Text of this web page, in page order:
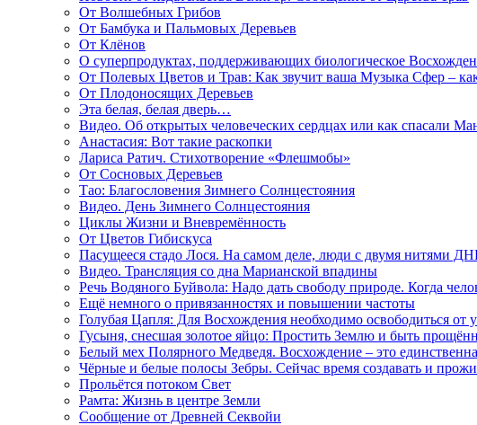
От Волшебных Грибов
От Бамбука и Пальмовых Деревьев
От Клёнов
О суперпродуктах, поддерживающих биологическое
От Полевых Цветов и Трав: Как звучит ваша Музыка Сфер –
От Плодоносящих Деревьев
Эта белая, белая дверь…
Видео. Об открытых человеческих сердцах или как спасали
Анастасия: Вот такие раскопки
Лариса Ратич. Стихотворение «Флешмобы»
От Сосновых Деревьев
Тао: Благословения Зимнего Солнцестояния
Видео. День Зимнего Солнцестояния
Циклы Жизни и Вневремённость
От Цветов Гибискуса
Пасущееся стадо Лося. На самом деле, люди с двумя нитями
Видео. Трансляция со дна Марианской впадины
Речь Водяного Буйвола: Надо дать свободу природе. Когда
Ещё немного о привязанностях и повышении частоты
Голубая Цапля: Для Восхождения необходимо освободиться от
Гусыня, снесшая золотое яйцо: Простить Землю и быть
Белый мех Полярного Медведя. Восхождение – это
Чёрные и белые полосы Зебры. Сейчас время создавать и
Прольётся потоком Свет
Рамта: Жизнь в центре Земли
Сообщение от Древней Секвойи